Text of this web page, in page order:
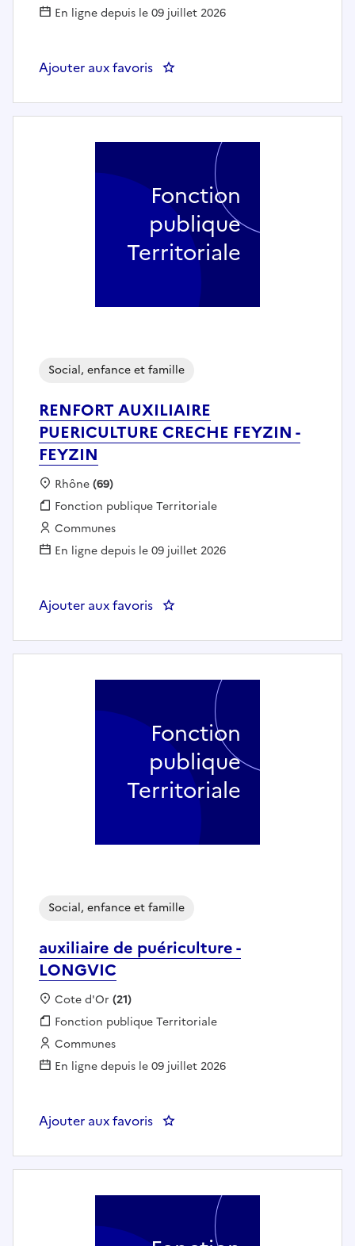
En ligne depuis le 09 juillet 2026
Ajouter aux favoris : Conseiller Solidarité-
RENFORT AUXILIAIRE
PUERICULTURE CRECHE FEYZIN -
FEYZIN
Social, enfance et famille
Localisation :
Rhône(69)
Fonction publique :
Fonction publique Territoriale
Employeur :
Communes
En ligne depuis le 09 juillet 2026
Ajouter aux favoris : RENFORT AUXILIAIRE
Fonction
publique
Territoriale
auxiliaire de puériculture -
LONGVIC
Social, enfance et famille
Localisation :
Cote d'Or (21)
Fonction publique :
Fonction publique Territoriale
Employeur :
Communes
En ligne depuis le 09 juillet 2026
Ajouter aux favoris : auxiliaire de puériculture -
Fonction
publique
Territoriale